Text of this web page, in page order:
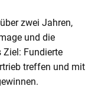
zwei Jahren,
und die
Fundierte
treffen und mit